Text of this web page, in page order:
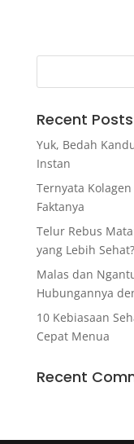
Recent Posts
Yuk, Bedah
Instan
Ternyata
Faktanya
Telur Rebus
yang Lebih Sehat?
Malas dan
Hubungannya
10 Kebiasaan
Cepat Menua
Recent